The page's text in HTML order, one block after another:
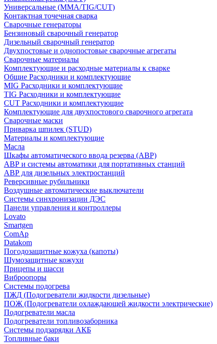
Универсальные (MMA/TIG/CUT)
Контактная точечная сварка
Сварочные генераторы
Бензиновый сварочный генератор
Дизельный сварочный генератор
Двухпостовые и однопостовые сварочные агрегаты
Сварочные материалы
Комплектующие и расходные материалы к сварке
Общие Расходники и комплектующие
MIG Расходники и комплектующие
TIG Расходники и комплектующие
CUT Расходники и комплектующие
Комплектующие для двухпостового сварочного агрегата
Сварочные маски
Приварка шпилек (STUD)
Материалы и комплектующие
Масла
Шкафы автоматического ввода резерва (АВР)
АВР и системы автоматики для портативных станций
АВР для дизельных электростанций
Реверсивные рубильники
Воздушные автоматические выключатели
Системы синхронизации ДЭС
Панели управления и контроллеры
Lovato
Smartgen
ComAp
Datakom
Погодозащитные кожуха (капоты)
Шумозащитные кожухи
Прицепы и шасси
Виброопоры
Системы подогрева
ПЖД (Подогреватели жидкости дизельные)
ПОЖ (Подогреватели охлаждающей жидкости электрические)
Подогреватели масла
Подогреватели топливозаборника
Системы подзарядки АКБ
Топливные баки